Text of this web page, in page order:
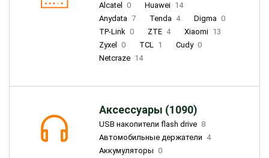
Alcatel 0 Huawei 14
Anydata 7 Tenda 4 Digma 0
TP-Link 0 ZTE 4 Xiaomi 13
Zyxel
0 TCL 1 Cudy 0
Netcraze 14
Аксессуары (1090)
USB накопители flash drive 8
Автомобильные держатели 4
Аккумуляторы 0